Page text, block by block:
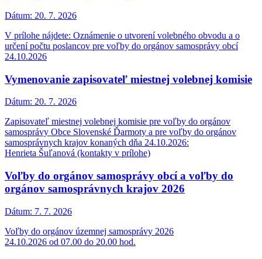
Dátum: 20. 7. 2026
V prílohe nájdete: Oznámenie o utvorení volebného obvodu a o
určení počtu poslancov pre voľby do orgánov samosprávy obcí
24.10.2026
Vymenovanie zapisovateľ miestnej volebnej komisie
Dátum: 20. 7. 2026
Zapisovateľ miestnej volebnej komisie pre voľby do orgánov
samosprávy Obce Slovenské Ďarmoty a pre voľby do orgánov
samosprávnych krajov konaných dňa 24.10.2026:
Henrieta Šuľanová (kontakty v prílohe)
Voľby do orgánov samosprávy obcí a voľby do
orgánov samosprávnych krajov 2026
Dátum: 7. 7. 2026
Voľby do orgánov územnej samosprávy 2026
24.10.2026 od 07.00 do 20.00 hod.